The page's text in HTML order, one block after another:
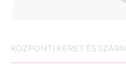
KÖZPONTI KERET ÉS